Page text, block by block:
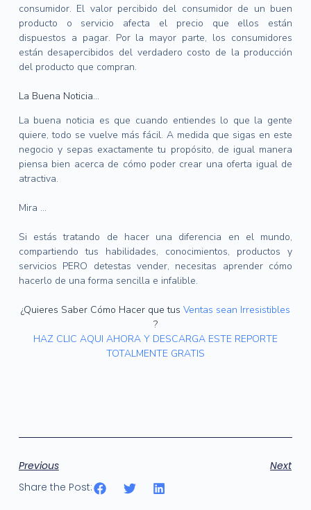
consumidor. El valor percibido del consumidor de un buen
producto o servicio afecta el precio que ellos están
dispuestos a pagar. Por la mayor parte, los consumidores
están desapercibidos del verdadero costo de la producción
del producto que compran.
La Buena Noticia…
La buena noticia es que cuando entiendes lo que la gente
quiere, todo se vuelve más fácil.A medida que sigas en este
negocio y sepas exactamente tu propósito, de igual manera
piensa bien acerca de cómo poder crear una oferta igual de
atractiva.
Mira …
Si estás tratando de hacer una diferencia en el mundo,
compartiendo tus habilidades, conocimientos, productos y
servicios PERO detestas vender, necesitas aprender cómo
hacerlo de una forma sencilla e infalible.
¿Quieres Saber Cómo Hacer que tus Ventas sean Irresistibles
?
HAZ CLIC AQUI AHORA Y DESCARGA ESTE REPORTE
TOTALMENTE GRATIS
Previous
Next
Share the Post: